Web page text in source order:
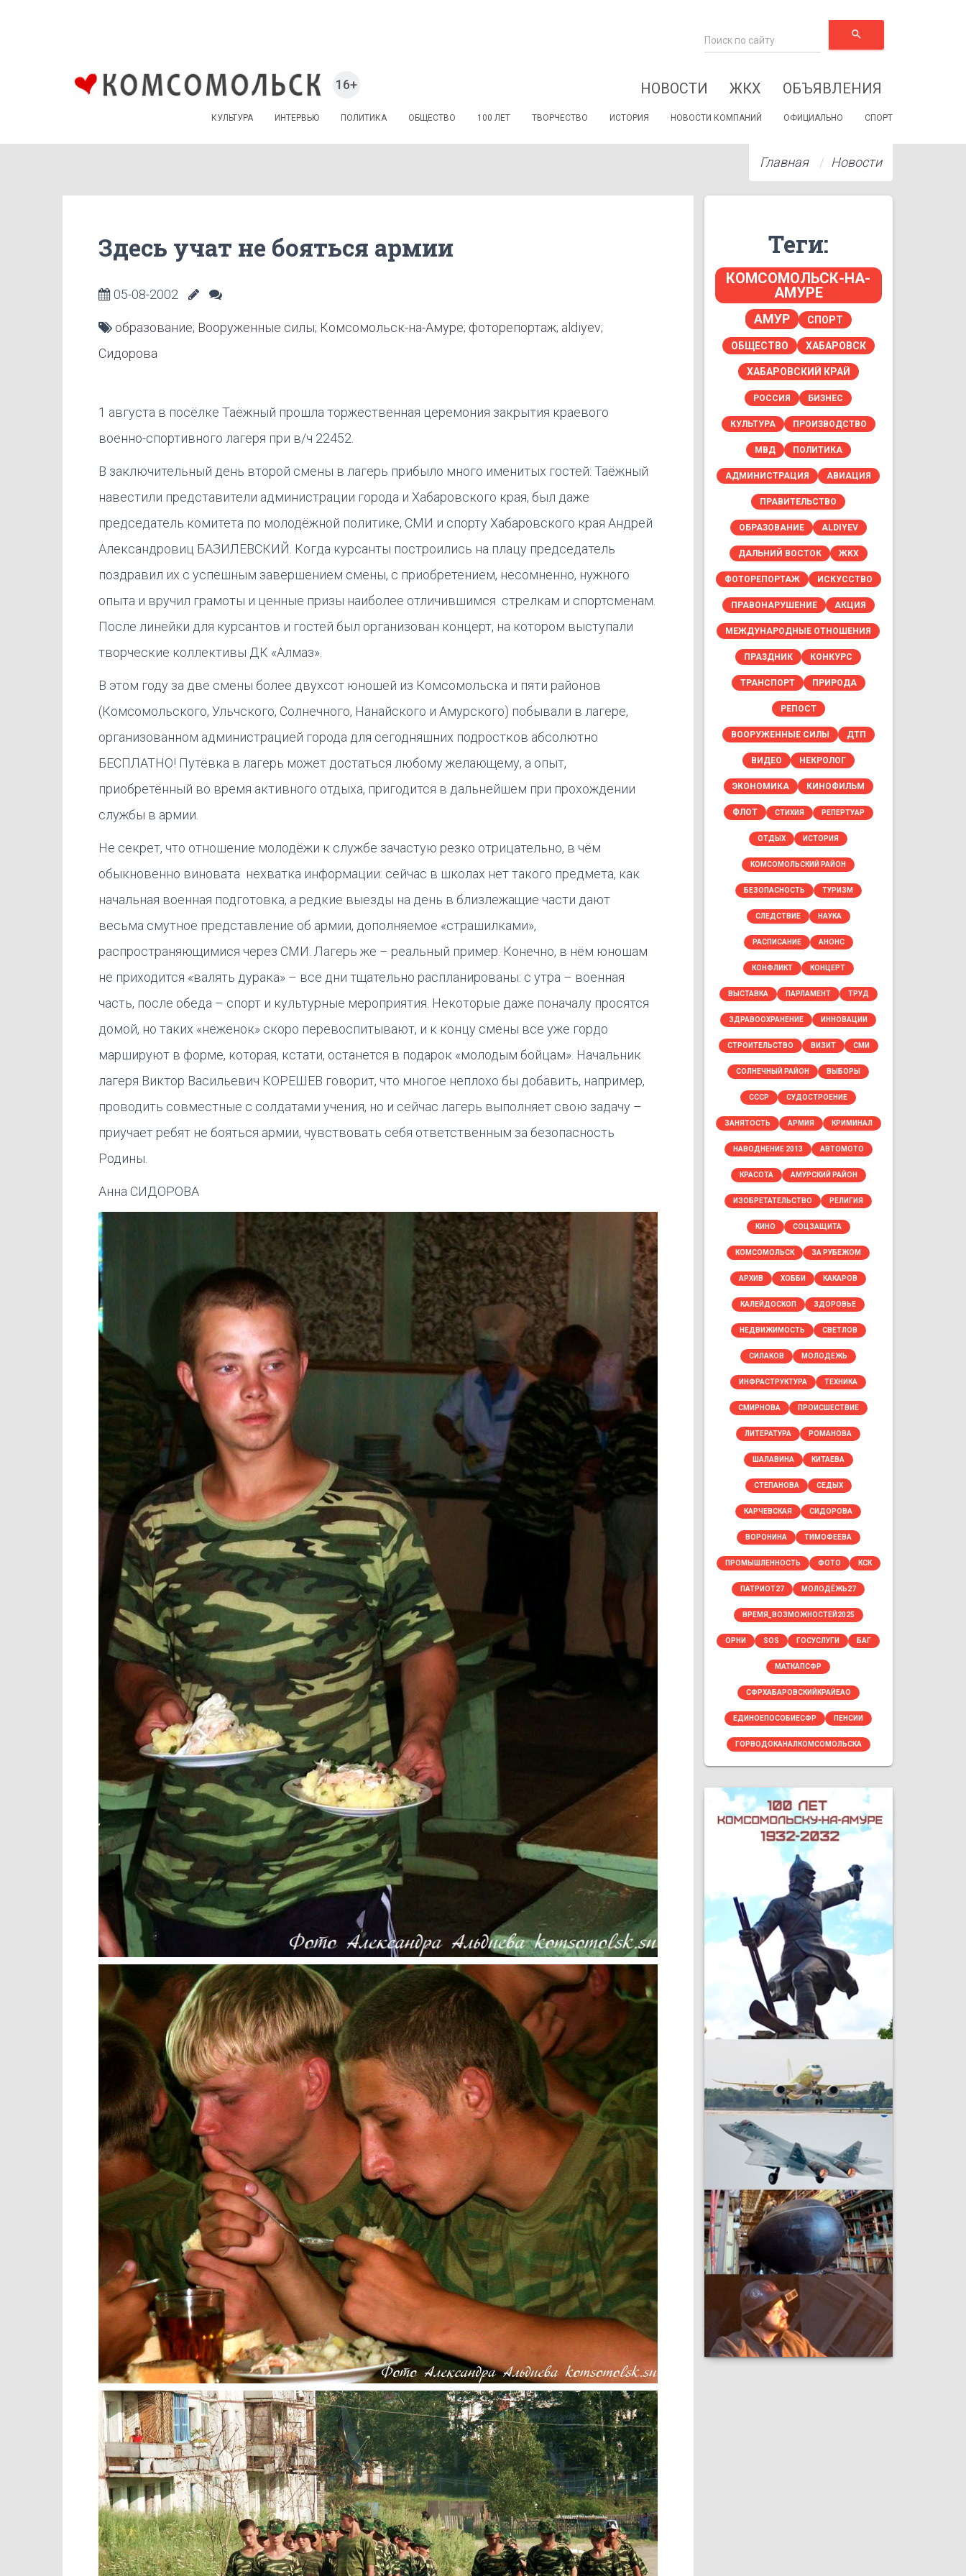
search
16+ НОВОСТИ ЖКХ ОБЪЯВЛЕНИЯ
КУЛЬТУРА ИНТЕРВЬЮ ПОЛИТИКА ОБЩЕСТВО 100 ЛЕТ ТВОРЧЕСТВО ИСТОРИЯ НОВОСТИ КОМПАНИЙ ОФИЦИАЛЬНО СПОРТ
Главная Новости
Здесь учат не бояться армии
05-08-2002
образование; Вооруженные силы; Комсомольск-на-Амуре; фоторепортаж; aldiyev;
Сидорова
1 августа в посёлке Таёжный прошла торжественная церемония закрытия краевого
военно-спортивного лагеря при в/ч 22452.
В заключительный день второй смены в лагерь прибыло много именитых гостей: Таёжный
навестили представители администрации города и Хабаровского края, был даже
председатель комитета по молодёжной политике, СМИ и спорту Хабаровского края Андрей
Александровиц БАЗИЛЕВСКИЙ. Когда курсанты построились на плацу председатель
поздравил их с успешным завершением смены, с приобретением, несомненно, нужного
опыта и вручил грамоты и ценные призы наиболее отличившимся стрелкам и спортсменам.
После линейки для курсантов и гостей был организован концерт, на котором выступали
творческие коллективы ДК «Алмаз».
В этом году за две смены более двухсот юношей из Комсомольска и пяти районов
(Комсомольского, Ульчского, Солнечного, Нанайского и Амурского) побывали в лагере,
организованном администрацией города для сегодняшних подростков абсолютно
БЕСПЛАТНО! Путёвка в лагерь может достаться любому желающему, а опыт,
приобретённый во время активного отдыха, пригодится в дальнейшем при прохождении
службы в армии.
Не секрет, что отношение молодёжи к службе зачастую резко отрицательно, в чём
обыкновенно виновата нехватка информации: сейчас в школах нет такого предмета, как
начальная военная подготовка, а редкие выезды на день в близлежащие части дают
весьма смутное представление об армии, дополняемое «страшилками»,
распространяющимися через СМИ. Лагерь же – реальный пример. Конечно, в нём юношам
не приходится «валять дурака» – все дни тщательно распланированы: с утра – военная
часть, после обеда – спорт и культурные мероприятия. Некоторые даже поначалу просятся
домой, но таких «неженок» скоро перевоспитывают, и к концу смены все уже гордо
маршируют в форме, которая, кстати, останется в подарок «молодым бойцам». Начальник
лагеря Виктор Васильевич КОРЕШЕВ говорит, что многое неплохо бы добавить, например,
проводить совместные с солдатами учения, но и сейчас лагерь выполняет свою задачу –
приучает ребят не бояться армии, чувствовать себя ответственным за безопасность
Родины.
Анна СИДОРОВА
Теги:
КОМСОМОЛЬСК-НА-
АМУРЕ
АМУР СПОРТ
ОБЩЕСТВО ХАБАРОВСК
ХАБАРОВСКИЙ КРАЙ
РОССИЯ БИЗНЕС
КУЛЬТУРА ПРОИЗВОДСТВО
МВД ПОЛИТИКА
АДМИНИСТРАЦИЯ АВИАЦИЯ
ПРАВИТЕЛЬСТВО
ОБРАЗОВАНИЕ ALDIYEV
ДАЛЬНИЙ ВОСТОК ЖКХ
ФОТОРЕПОРТАЖ ИСКУССТВО
ПРАВОНАРУШЕНИЕ АКЦИЯ
МЕЖДУНАРОДНЫЕ ОТНОШЕНИЯ
ПРАЗДНИК КОНКУРС
ТРАНСПОРТ ПРИРОДА
РЕПОСТ
ВООРУЖЕННЫЕ СИЛЫ ДТП
ВИДЕО НЕКРОЛОГ
ЭКОНОМИКА КИНОФИЛЬМ
ФЛОТ СТИХИЯ РЕПЕРТУАР
ОТДЫХ ИСТОРИЯ
КОМСОМОЛЬСКИЙ РАЙОН
БЕЗОПАСНОСТЬ ТУРИЗМ
СЛЕДСТВИЕ НАУКА
РАСПИСАНИЕ АНОНС
КОНФЛИКТ КОНЦЕРТ
ВЫСТАВКА ПАРЛАМЕНТ ТРУД
ЗДРАВООХРАНЕНИЕ ИННОВАЦИИ
СТРОИТЕЛЬСТВО ВИЗИТ СМИ
СОЛНЕЧНЫЙ РАЙОН ВЫБОРЫ
СССР СУДОСТРОЕНИЕ
ЗАНЯТОСТЬ АРМИЯ КРИМИНАЛ
НАВОДНЕНИЕ 2013 АВТОМОТО
КРАСОТА АМУРСКИЙ РАЙОН
ИЗОБРЕТАТЕЛЬСТВО РЕЛИГИЯ
КИНО СОЦЗАЩИТА
КОМСОМОЛЬСК ЗА РУБЕЖОМ
АРХИВ ХОББИ КАКАРОВ
КАЛЕЙДОСКОП ЗДОРОВЬЕ
НЕДВИЖИМОСТЬ СВЕТЛОВ
СИЛАКОВ МОЛОДЕЖЬ
ИНФРАСТРУКТУРА ТЕХНИКА
СМИРНОВА ПРОИСШЕСТВИЕ
ЛИТЕРАТУРА РОМАНОВА
ШАЛАВИНА КИТАЕВА
СТЕПАНОВА СЕДЫХ
КАРЧЕВСКАЯ СИДОРОВА
ВОРОНИНА ТИМОФЕЕВА
ПРОМЫШЛЕННОСТЬ ФОТО КСК
ПАТРИОТ27 МОЛОДЁЖЬ27
ВРЕМЯ_ВОЗМОЖНОСТЕЙ2025
ОРНИ SOS ГОСУСЛУГИ БАГ
МАТКАПСФР
СФРХАБАРОВСКИЙКРАЙЕАО
ЕДИНОЕПОСОБИЕСФР ПЕНСИИ
ГОРВОДОКАНАЛКОМСОМОЛЬСКА